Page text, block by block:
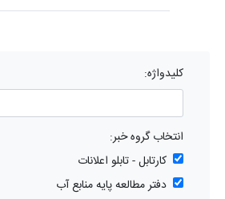
کلیدواژه:
انتخاب گروه خبر:
کارتابل - تابلو اعلانات
دفتر مطالعه پایه منابع آب